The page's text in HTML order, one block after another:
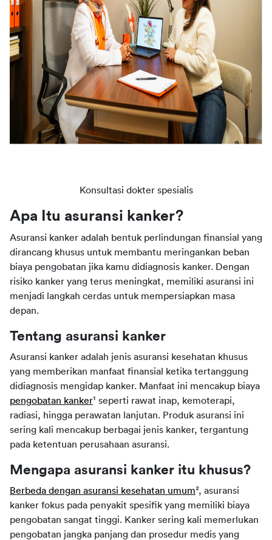
Konsultasi dokter spesialis
Apa Itu asuransi kanker?
Asuransi kanker adalah bentuk perlindungan finansial yang
dirancang khusus untuk membantu meringankan beban
biaya pengobatan jika kamu didiagnosis kanker. Dengan
risiko kanker yang terus meningkat, memiliki asuransi ini
menjadi langkah cerdas untuk mempersiapkan masa
depan.
Tentang asuransi kanker
Asuransi kanker adalah jenis asuransi kesehatan khusus
yang memberikan manfaat finansial ketika tertanggung
pengobatan kanker¹ seperti rawat inap, kemoterapi,
radiasi, hingga perawatan lanjutan. Produk asuransi ini
sering kali mencakup berbagai jenis kanker, tergantung
pada ketentuan perusahaan asuransi.
Mengapa asuransi kanker itu khusus?
Berbeda dengan asuransi kesehatan umum², asuransi
kanker fokus pada penyakit spesifik yang memiliki biaya
pengobatan sangat tinggi. Kanker sering kali memerlukan
pengobatan jangka panjang dan prosedur medis yang